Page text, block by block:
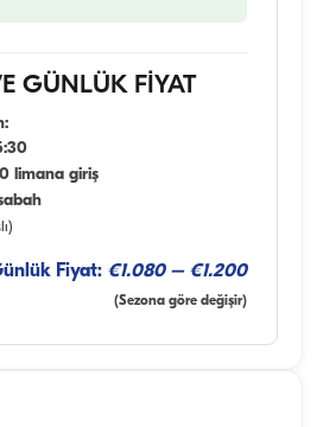
GÜNLÜK FİYAT
limana giriş
Fiyat: €1.080 – €1.200
(Sezona göre değişir)